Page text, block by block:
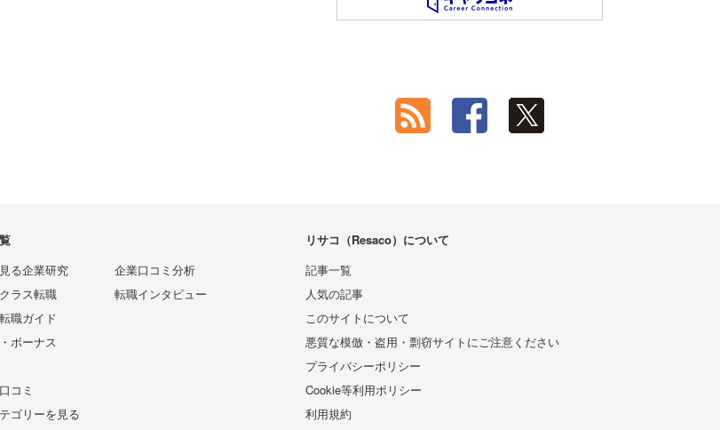
る企業研究
ラス転職
職ガイド
ボーナス
コミ
企業口コミ分析
転職インタビュー
ゴリーを見る
リサコ（Resaco）について
記事一覧
人気の記事
このサイトについて
悪質な模倣・盗用・剽窃サイトにご注意ください
プライバシーポリシー
Cookie等利用ポリシー
利用規約